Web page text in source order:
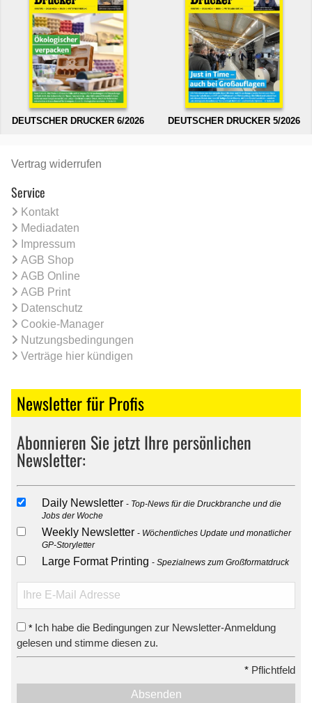
DEUTSCHER DRUCKER 6/2026 DEUTSCHER DRUCKER 5/2026
Vertrag widerrufen
Service
Kontakt
Mediadaten
Impressum
AGB Shop
AGB Online
AGB Print
Datenschutz
Cookie-Manager
Nutzungsbedingungen
Verträge hier kündigen
Newsletter für Profis
Abonnieren Sie jetzt Ihre persönlichen
Newsletter:
Daily Newsletter
Top-News für die Druckbranche und die
Jobs der Woche
Weekly Newsletter
Wöchentliches Update und monatlicher
GP-Storyletter
Large Format Printing Spezialnews zum Großformatdruck
* Ich habe die Bedingungen zur Newsletter-Anmeldung
gelesen und stimme diesen zu.
* Pflichtfeld
Absenden